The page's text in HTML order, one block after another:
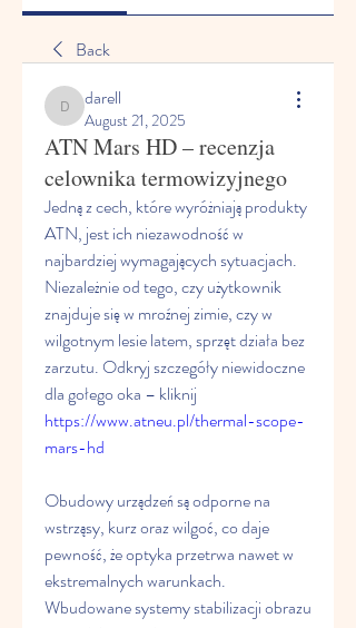
Back
darell
darell
August 21, 2025
ATN Mars HD – recenzja
celownika termowizyjnego
Jedną z cech, które wyróżniają produkty
ATN, jest ich niezawodność w
najbardziej wymagających sytuacjach.
Niezależnie od tego, czy użytkownik
znajduje się w mroźnej zimie, czy w
wilgotnym lesie latem, sprzęt działa bez
zarzutu. Odkryj szczegóły niewidoczne
https://www.atneu.pl/thermal-scope-
mars-hd
Obudowy urządzeń są odporne na
wstrząsy, kurz oraz wilgoć, co daje
pewność, że optyka przetrwa nawet w
ekstremalnych warunkach.
Wbudowane systemy stabilizacji obrazu